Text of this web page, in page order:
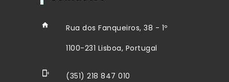
Rua dos Fanqueiros, 38 - 1º
1100-231 Lisboa, Portugal
(351) 218 847 010